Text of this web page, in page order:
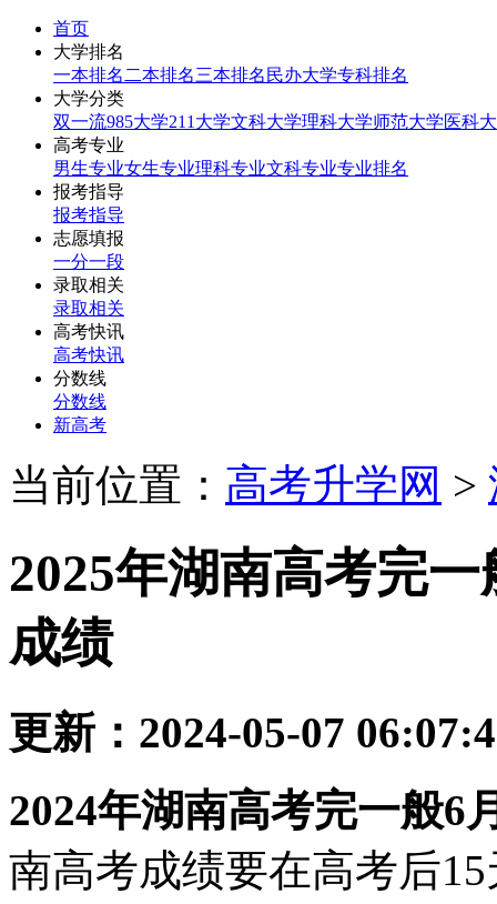
首页
大学排名
一本排名 二本排名三本排名 民办大学专科排名
大学分类
双一流985大学211大学文科大学理科大学师范大学医科
高考专业
男生专业女生专业理科专业文科专业专业排名
报考指导
报考指导
志愿填报
一分一段
录取相关
录取相关
高考快讯
高考快讯
分数线
分数线
新高考
当前位置： 高考升学网 >
2025年湖南高考完
成绩
更新：2024-05-07
2024年湖南高考完一般6
南高考成绩要在高考后